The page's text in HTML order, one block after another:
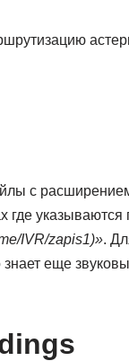
с
где
IVR/zapis1)».
еще